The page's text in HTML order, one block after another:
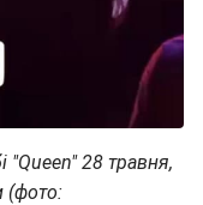
"Queen" 28 травня,
(фото: